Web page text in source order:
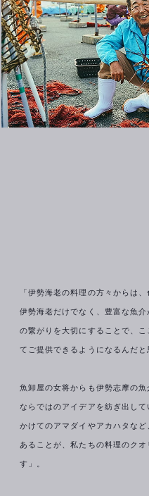
「伊勢海老の料理の方々からは
伊勢海老だけでなく、豊富な魚
の繋がりを大切にすることで、
てご提供できるようになるんだと
魚卸屋の女将からも伊勢志摩の
ならではのアイデアを紡ぎ出し
かけてのアマダイやアカハタな
あることが、私たちの料理のク
す」。